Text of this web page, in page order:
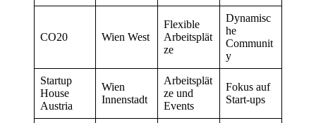
CO20 Wien West
Flexible
Arbeitsplät
ze
Dynamisc
he
Communit
y
Startup
House
Austria
Wien
Innenstadt
Arbeitsplät
ze und
Events
Fokus auf
Start-ups